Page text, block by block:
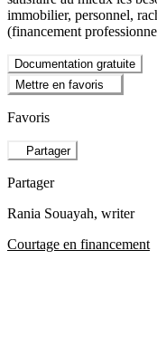
immobilier, personnel,
(financement
Documentation gratuite
Mettre en favoris
Favoris
Partager
Partager
Rania Souayah, writer
Courtage en financement